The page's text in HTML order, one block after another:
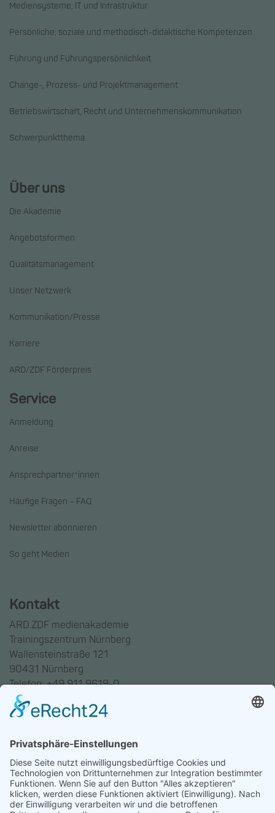
Mediensysteme, IT und Infrastruktur
Persönliche, soziale und methodisch-didaktische Kompetenzen
Führung und Führungspersönlichkeit
Change-, Prozess- und Projektmanagement
Betriebswirtschaft, Recht und Unternehmenskommunikation
Schwerpunktthema
Über uns
Die Akademie
Angebotsformen
Qualitätsmanagement
Unser Netzwerk
Kommunikation/Presse
Karriere
ARD/ZDF Förderpreis
Service
Anmeldung
Anreise
Ansprechpartner*innen
Häufige Fragen – FAQ
Newsletter abonnieren
So geht Medien
Kontakt
ARD.ZDF medienakademie
Trainingszentrum Nürnberg
Wallensteinstraße 121
90431 Nürnberg
Telefon: +49 911 9619-0
Trainingszentrum Hannover
30169 Hannover
Telefon: +49 511 123598-531